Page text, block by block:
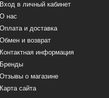
Вход в личный кабинет
О нас
Оплата и доставка
Обмен и возврат
Контактная информация
Бренды
Отзывы о магазине
Карта сайта